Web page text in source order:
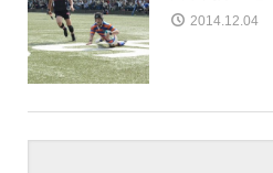
2014.12.04